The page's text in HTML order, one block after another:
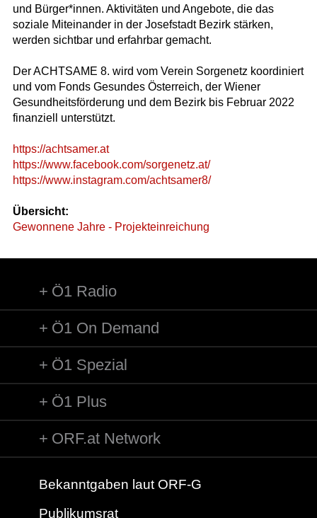
und Bürger*innen. Aktivitäten und Angebote, die das
soziale Miteinander in der Josefstadt Bezirk stärken,
werden sichtbar und erfahrbar gemacht.
Der ACHTSAME 8. wird vom Verein Sorgenetz koordiniert
und vom Fonds Gesundes Österreich, der Wiener
Gesundheitsförderung und dem Bezirk bis Februar 2022
finanziell unterstützt.
https://achtsamer.at
https://www.facebook.com/sorgenetz.at/
https://www.instagram.com/achtsamer8/
Übersicht:
Gewonnene Jahre - Projekteinreichung
Ö1 Radio
Ö1 On Demand
Ö1 Spezial
Ö1 Plus
ORF.at Network
Bekanntgaben laut ORF-G
Publikumsrat